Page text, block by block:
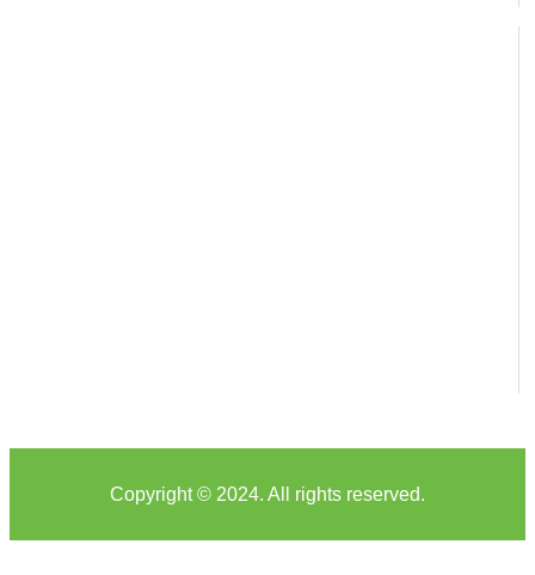
Copyright © 2024. All rights reserved.